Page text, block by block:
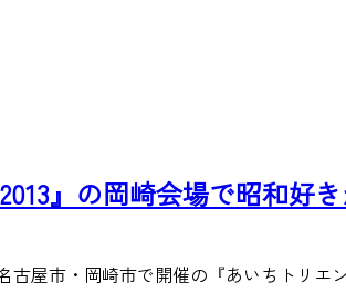
』の岡崎会場で昭和好
古屋市・岡崎市で開催の『あいちトリエ